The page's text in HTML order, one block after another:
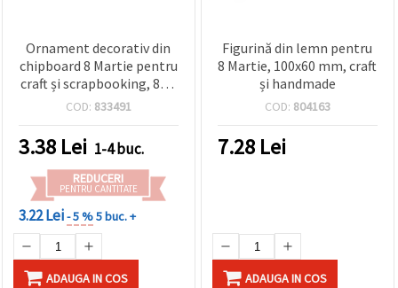
Ornament decorativ din
chipboard 8 Martie pentru
craft și scrapbooking, 80 x
60 mm
COD: 833491
3.38 Lei 1-4 buc.
REDUCERI
PENTRU CANTITATE
3.22 Lei- 5 %5 buc. +
ADAUGA IN COS
Figurină din lemn pentru
8 Martie, 100x60 mm, craft
și handmade
COD: 804163
7.28 Lei
ADAUGA IN COS